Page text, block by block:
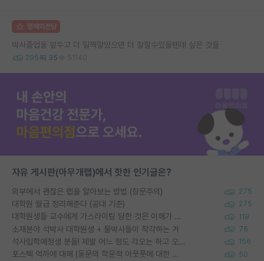
명예의전당
박사졸업을 앞두고 더 일찍알았으면 더 잘할수있을텐데 싶은 것들
295 35 51140
자유 게시판(아무개랩)에서 핫한 인기글은?
외부에서 괜찮은 랩을 알아보는 방법 (장문주의) 275
대학원 월급 정리해준다 (공대 기준) 275
대학원생들 교수에게 가스라이팅 당한 것은 이해가 갑니다. 안타깝네요. 119
소재분야 석박사 대학원생 + 물박사들이 착각하는 거 76
석사입학예정생 분들! 제발 어느 정도 각오는 하고 오세요. 156
포스텍 억까에 대해 (동문의 학문적 아웃풋에 대한 반박) 50